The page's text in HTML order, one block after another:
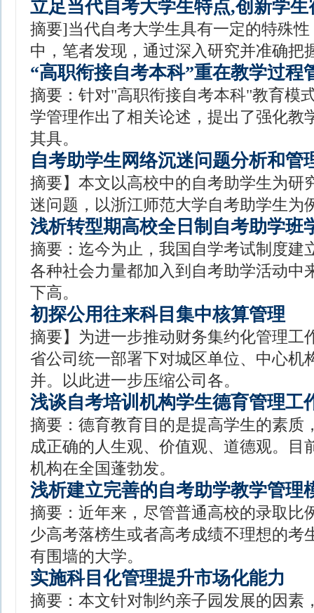
立足当代自考大学生特点,创新学
摘要]当代自考大学生具有一定的特殊
中，笔者发现，通过深入研究并准确把
“高职衔接自考本科”重在教学过程
摘要：针对"高职衔接自考本科"教育模
学管理作出了相关论述，提出了强化教
其具。
自考助学生网络沉迷问题分析和管
摘要】本文以高校中的自考助学生为研
迷问题，以浙江师范大学自考助学生为
浅析转型期高校全日制自考助学班
摘要：迄今为止，我国自学考试制度建
各种社会力量都加入到自考助学活动中
下高。
初探公用往来科目集中核算管理
摘要】为进一步推动财务集约化管理工
省公司统一部署下对城区单位、中心机
并。以此进一步压缩公司各。
浅谈自考培训机构学生德育管理工
摘要：德育教育目的是提高学生的素质
成正确的人生观、价值观、道德观。目
机构在全国蓬勃发。
浅析建立完善的自考助学教学管理
摘要：近年来，尽管普通高校的录取比
少高考落榜生或者高考成绩不理想的
有围墙的大学。
实施科目化管理提升市场化能力
摘要：本文针对制约亲子园发展的因素